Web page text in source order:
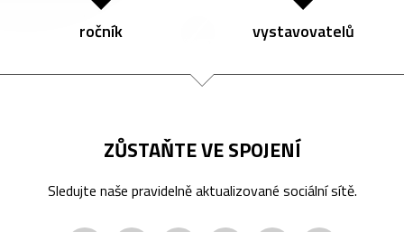
ročník vystavovatelů
ZŮSTAŇTE VE SPOJENÍ
Sledujte naše pravidelně aktualizované sociální sítě.